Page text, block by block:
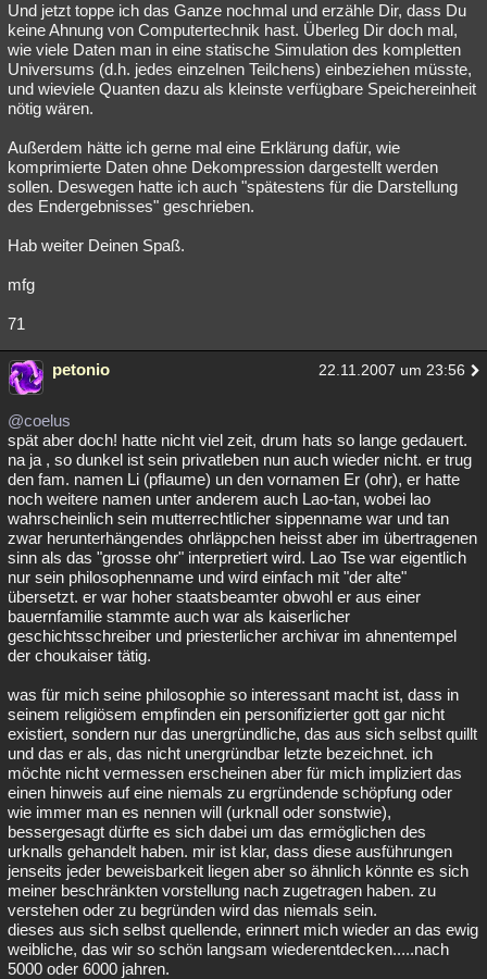
Und jetzt toppe ich das Ganze nochmal und erzähle Dir, dass Du
keine Ahnung von Computertechnik hast. Überleg Dir doch mal,
wie viele Daten man in eine statische Simulation des kompletten
Universums (d.h. jedes einzelnen Teilchens) einbeziehen müsste,
und wieviele Quanten dazu als kleinste verfügbare Speichereinheit
nötig wären.
Außerdem hätte ich gerne mal eine Erklärung dafür, wie
komprimierte Daten ohne Dekompression dargestellt werden
sollen. Deswegen hatte ich auch "spätestens für die Darstellung
des Endergebnisses" geschrieben.
Hab weiter Deinen Spaß.
mfg
71
petonio 22.11.2007 um 23:56
@coelus
spät aber doch! hatte nicht viel zeit, drum hats so lange gedauert.
na ja , so dunkel ist sein privatleben nun auch wieder nicht. er trug
den fam. namen Li (pflaume) un den vornamen Er (ohr), er hatte
noch weitere namen unter anderem auch Lao-tan, wobei lao
wahrscheinlich sein mutterrechtlicher sippenname war und tan
zwar herunterhängendes ohrläppchen heisst aber im übertragenen
sinn als das "grosse ohr" interpretiert wird. Lao Tse war eigentlich
nur sein philosophenname und wird einfach mit "der alte"
übersetzt. er war hoher staatsbeamter obwohl er aus einer
bauernfamilie stammte auch war als kaiserlicher
geschichtsschreiber und priesterlicher archivar im ahnentempel
der choukaiser tätig.
was für mich seine philosophie so interessant macht ist, dass in
seinem religiösem empfinden ein personifizierter gott gar nicht
existiert, sondern nur das unergründliche, das aus sich selbst quillt
und das er als, das nicht unergründbar letzte bezeichnet. ich
möchte nicht vermessen erscheinen aber für mich impliziert das
einen hinweis auf eine niemals zu ergründende schöpfung oder
wie immer man es nennen will (urknall oder sonstwie),
bessergesagt dürfte es sich dabei um das ermöglichen des
urknalls gehandelt haben. mir ist klar, dass diese ausführungen
jenseits jeder beweisbarkeit liegen aber so ähnlich könnte es sich
meiner beschränkten vorstellung nach zugetragen haben. zu
verstehen oder zu begründen wird das niemals sein.
dieses aus sich selbst quellende, erinnert mich wieder an das ewig
weibliche, das wir so schön langsam wiederentdecken.....nach
5000 oder 6000 jahren.